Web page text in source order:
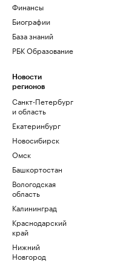
Финансы
Биографии
База знаний
РБК Образование
Новости
регионов
Санкт-Петербург
и область
Екатеринбург
Новосибирск
Омск
Башкортостан
Вологодская
область
Калининград
Краснодарский
край
Нижний
Новгород